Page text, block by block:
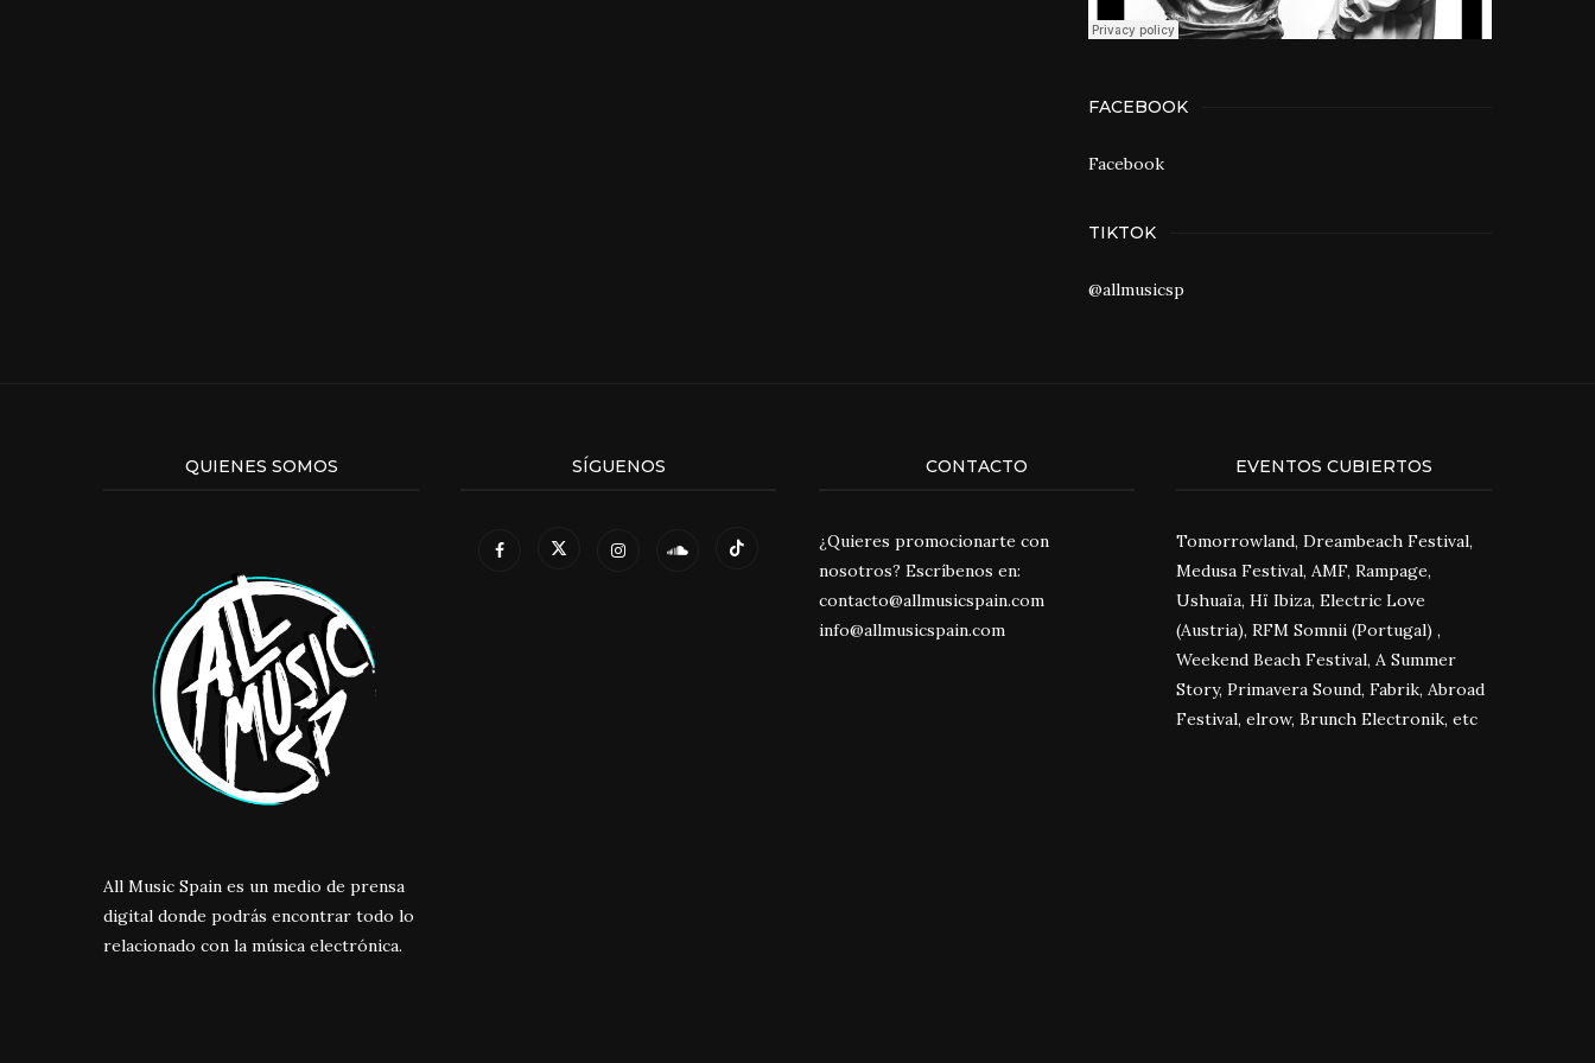
FACEBOOK
Facebook
TIKTOK
@allmusicsp
QUIENES SOMOS
All Music Spain es un medio de prensa
digital donde podrás encontrar todo lo
relacionado con la música electrónica.
SÍGUENOS CONTACTO
¿Quieres promocionarte con
nosotros? Escríbenos en:
contacto@allmusicspain.com
info@allmusicspain.com
EVENTOS CUBIERTOS
Tomorrowland, Dreambeach Festival,
Medusa Festival, AMF, Rampage,
Ushuaïa, Hï Ibiza, Electric Love
(Austria), RFM Somnii (Portugal) ,
Weekend Beach Festival, A Summer
Story, Primavera Sound, Fabrik, Abroad
Festival, elrow, Brunch Electronik, etc